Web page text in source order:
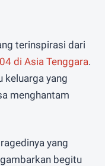
terinspirasi dari
di Asia Tenggara.
keluarga yang
menghantam
yang
begitu